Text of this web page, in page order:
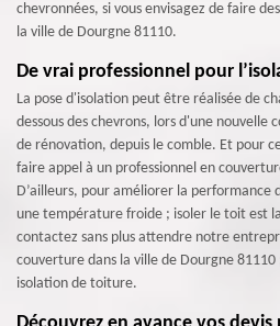
chevronnées, si vous envisagez de faire
la ville de Dourgne 81110.
De vrai professionnel pour
La pose d'isolation peut être réalisée de
dessous des chevrons, lors d'une nouvelle
de rénovation, depuis le comble. Et pour
faire appel à un professionnel en
D’ailleurs, pour améliorer la performance
une température froide ; isoler le toit est
contactez sans plus attendre notre
couverture dans la ville de Dourgne 81110
isolation de toiture.